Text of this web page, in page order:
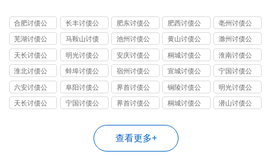
合肥讨债公
司
长丰讨债公
司
肥东讨债公
司
肥西讨债公
司
亳州讨债公
司
芜湖讨债公
司
马鞍山讨债
公司
池州讨债公
司
黄山讨债公
司
滁州讨债公
司
天长讨债公
司
明光讨债公
司
安庆讨债公
司
桐城讨债公
司
淮南讨债公
司
淮北讨债公
司
蚌埠讨债公
司
宿州讨债公
司
宣城讨债公
司
宁国讨债公
司
六安讨债公
司
阜阳讨债公
司
界首讨债公
司
铜陵讨债公
司
明光讨债公
司
天长讨债公
宁国讨债公
界首讨债公
桐城讨债公
潜山讨债公
查看更多+